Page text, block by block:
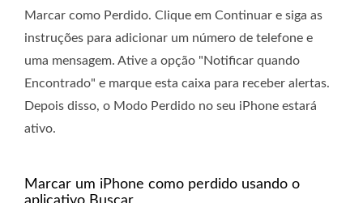
Marcar como Perdido. Clique em Continuar e siga as
instruções para adicionar um número de telefone e
uma mensagem. Ative a opção "Notificar quando
Encontrado" e marque esta caixa para receber alertas.
Depois disso, o Modo Perdido no seu iPhone estará
ativo.
Marcar um iPhone como perdido usando o